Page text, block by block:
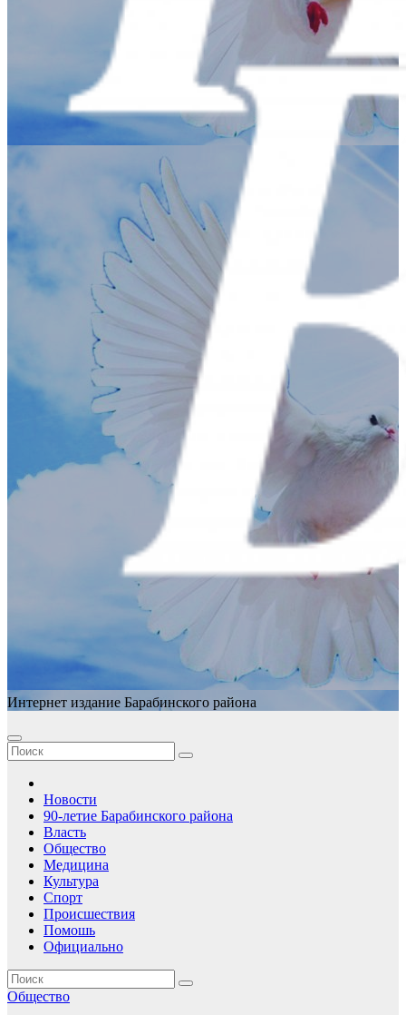
Интернет издание Барабинского района
Новости
90-летие Барабинского района
Власть
Общество
Медицина
Культура
Спорт
Происшествия
Помошь
Официально
Общество